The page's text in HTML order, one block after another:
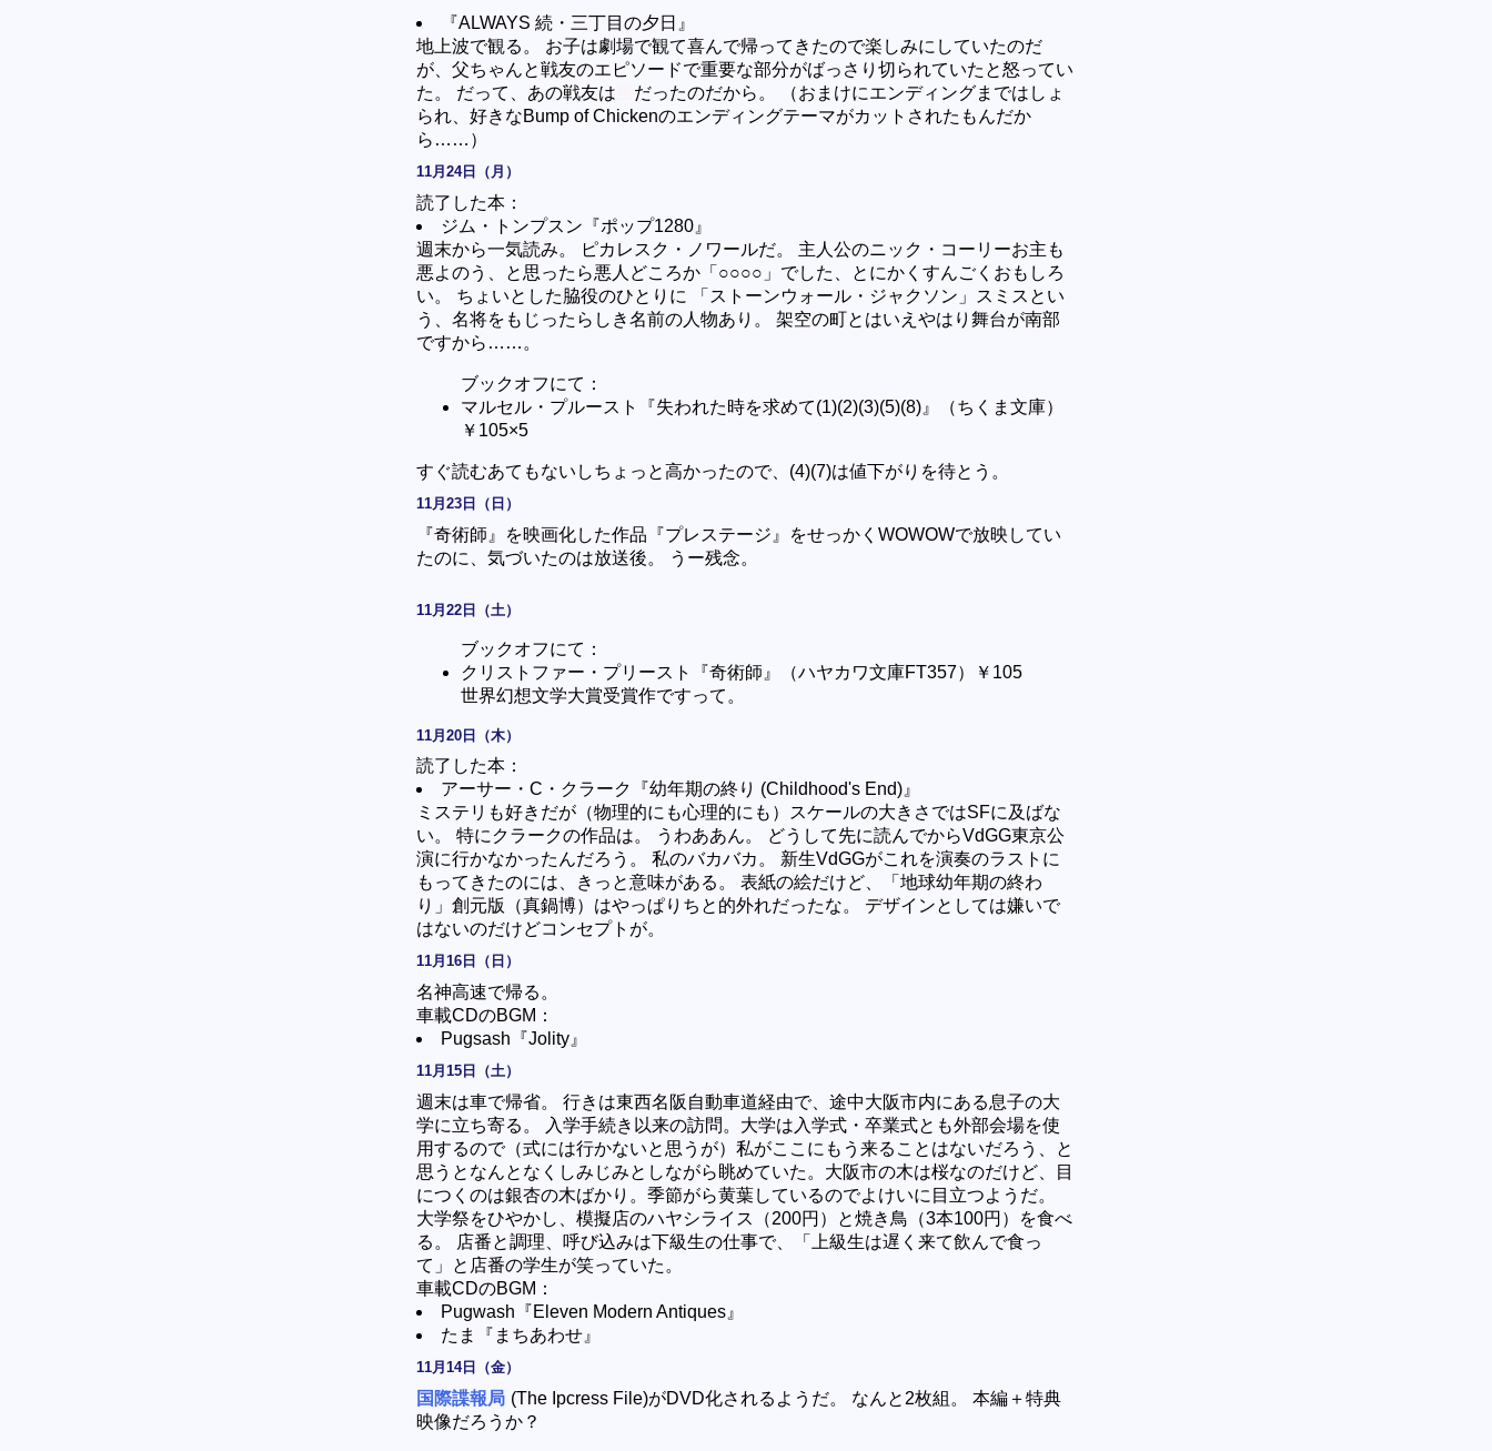
『ALWAYS 続・三丁目の夕日』
地上波で観る。 お子は劇場で観て喜んで帰ってきたので楽しみにしていたのだ
が、父ちゃんと戦友のエピソードで重要な部分がばっさり切られていたと怒ってい
た。 だって、あの戦友は
だったのだから。 （おまけにエンディングまではしょ
られ、好きなBump of Chickenのエンディングテーマがカットされたもんだか
ら……）
11月24日（月）
読了した本：
ジム・トンプスン『ポップ1280』
週末から一気読み。 ピカレスク・ノワールだ。 主人公のニック・コーリーお主も
悪よのう、と思ったら悪人どころか「○○○○」でした、とにかくすんごくおもしろ
い。 ちょいとした脇役のひとりに 「ストーンウォール・ジャクソン」スミスとい
う、名将をもじったらしき名前の人物あり。 架空の町とはいえやはり舞台が南部
ですから……。
ブックオフにて：
マルセル・プルースト『失われた時を求めて(1)(2)(3)(5)(8)』（ちくま文庫）
￥105×5
すぐ読むあてもないしちょっと高かったので、(4)(7)は値下がりを待とう。
11月23日（日）
『奇術師』を映画化した作品『プレステージ』をせっかくWOWOWで放映してい
たのに、気づいたのは放送後。 うー残念。
11月22日（土）
ブックオフにて：
クリストファー・プリースト『奇術師』（ハヤカワ文庫FT357）￥105
世界幻想文学大賞受賞作ですって。
11月20日（木）
読了した本：
アーサー・C・クラーク『幼年期の終り (Childhood's End)』
ミステリも好きだが（物理的にも心理的にも）スケールの大きさではSFに及ばな
い。 特にクラークの作品は。 うわああん。 どうして先に読んでからVdGG東京公
演に行かなかったんだろう。 私のバカバカ。 新生VdGGがこれを演奏のラストに
もってきたのには、きっと意味がある。 表紙の絵だけど、「地球幼年期の終わ
り」創元版（真鍋博）はやっぱりちと的外れだったな。 デザインとしては嫌いで
はないのだけどコンセプトが。
11月16日（日）
名神高速で帰る。
車載CDのBGM：
Pugsash『Jolity』
11月15日（土）
週末は車で帰省。 行きは東西名阪自動車道経由で、途中大阪市内にある息子の大
学に立ち寄る。 入学手続き以来の訪問。大学は入学式・卒業式とも外部会場を使
用するので（式には行かないと思うが）私がここにもう来ることはないだろう、と
思うとなんとなくしみじみとしながら眺めていた。大阪市の木は桜なのだけど、目
につくのは銀杏の木ばかり。季節がら黄葉しているのでよけいに目立つようだ。
大学祭をひやかし、模擬店のハヤシライス（200円）と焼き鳥（3本100円）を食べ
る。 店番と調理、呼び込みは下級生の仕事で、「上級生は遅く来て飲んで食っ
て」と店番の学生が笑っていた。
車載CDのBGM：
Pugwash『Eleven Modern Antiques』
たま『まちあわせ』
11月14日（金）
国際諜報局 (The Ipcress File)がDVD化されるようだ。 なんと2枚組。 本編＋特典
映像だろうか？